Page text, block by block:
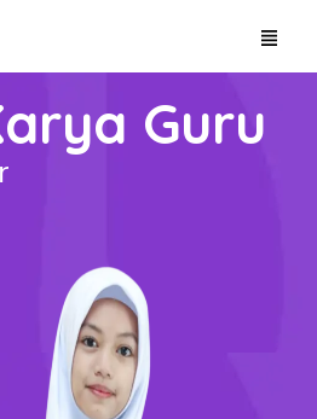
Guru